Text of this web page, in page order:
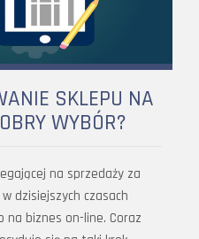
SKLEPU NA
WYBÓR?
na sprzedaży za
dzisiejszych czasach
na biznes on-line. Coraz